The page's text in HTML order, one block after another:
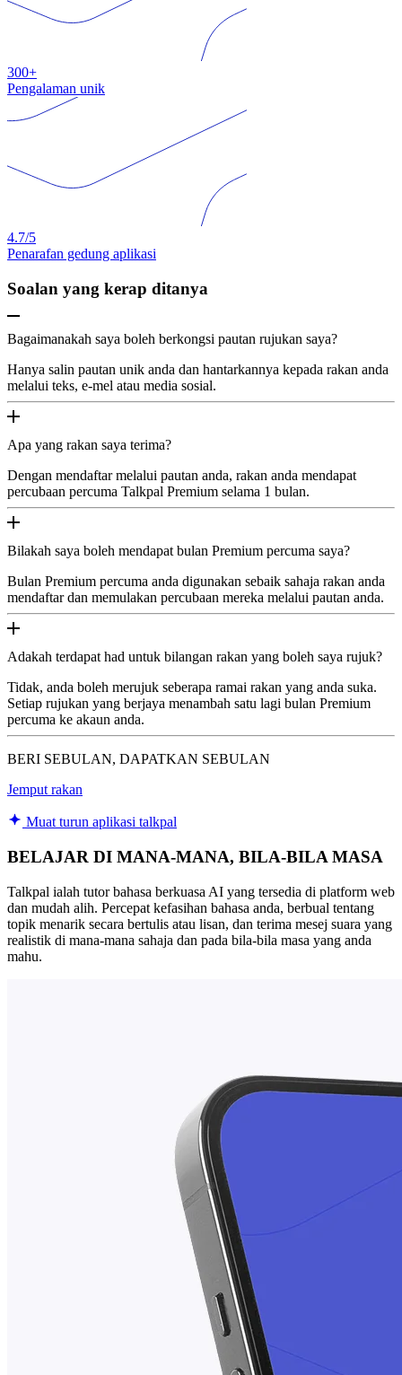
300+
Pengalaman unik
4.7/5
Penarafan gedung aplikasi
Soalan yang kerap ditanya
Bagaimanakah saya boleh berkongsi pautan rujukan saya?
Hanya salin pautan unik anda dan hantarkannya kepada rakan anda
melalui teks, e-mel atau media sosial.
Apa yang rakan saya terima?
Dengan mendaftar melalui pautan anda, rakan anda mendapat
percubaan percuma Talkpal Premium selama 1 bulan.
Bilakah saya boleh mendapat bulan Premium percuma saya?
Bulan Premium percuma anda digunakan sebaik sahaja rakan anda
mendaftar dan memulakan percubaan mereka melalui pautan anda.
Adakah terdapat had untuk bilangan rakan yang boleh saya rujuk?
Tidak, anda boleh merujuk seberapa ramai rakan yang anda suka.
Setiap rujukan yang berjaya menambah satu lagi bulan Premium
percuma ke akaun anda.
BERI SEBULAN, DAPATKAN SEBULAN
Jemput rakan
Muat turun aplikasi talkpal
BELAJAR DI MANA-MANA, BILA-BILA MASA
Talkpal ialah tutor bahasa berkuasa AI yang tersedia di platform web
dan mudah alih. Percepat kefasihan bahasa anda, berbual tentang
topik menarik secara bertulis atau lisan, dan terima mesej suara yang
realistik di mana-mana sahaja dan pada bila-bila masa yang anda
mahu.